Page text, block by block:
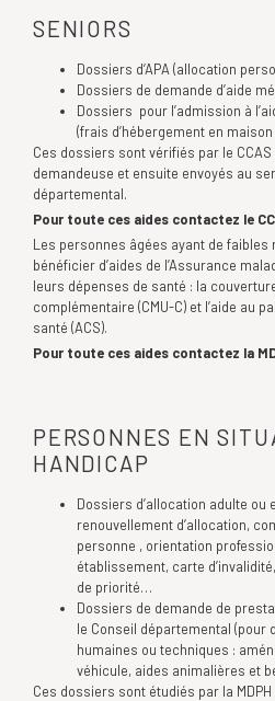
SENIORS
Dossiers d’APA (allocation
Dossiers de demande d’aide
Dossiers pour l’admission à
(frais d’hébergement en
Ces dossiers sont vérifiés par le
demandeuse et ensuite envoyés au
départemental.
Pour toute ces aides contactez le
Les personnes âgées ayant de
bénéficier d’aides de l’Assurance
leurs dépenses de santé : la
complémentaire (CMU-C) et l’aide au
santé (ACS).
Pour toute ces aides contactez la
PERSONNES EN
HANDICAP
Dossiers d’allocation adulte ou
renouvellement d’allocation,
personne , orientation
établissement, carte
de priorité…
Dossiers de demande de
le Conseil départemental (pour
humaines ou techniques :
véhicule, aides animalières et
Ces dossiers sont étudiés par la